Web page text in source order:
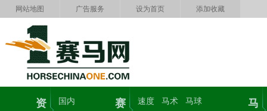
网站地图 广告服务 设为首页 添加收藏
资
国内
赛
速度 马术
马球
马